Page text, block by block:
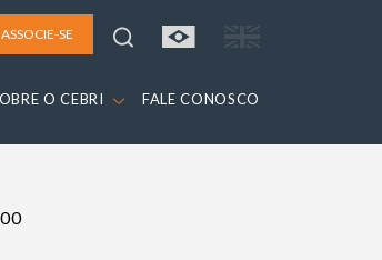
ASSOCIE-SE
O CEBRI FALE CONOSCO